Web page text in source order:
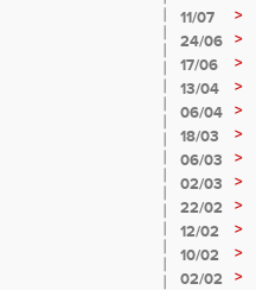
11/07 >
24/06 >
17/06 >
13/04 >
06/04 >
18/03
>
06/03 >
02/03
>
22/02 >
12/02 >
10/02 >
02/02
>